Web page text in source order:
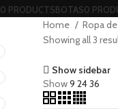
0 PRODUCTSBOTAS0
Home Ropa
Showing all 3
Show sidebar
Show9 2436